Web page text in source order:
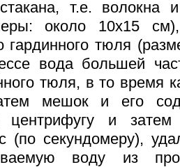
т.е. волокна
около 10х15 см),
гардинного тюля
вода большей
тюля, в то время
мешок и его
центрифугу и затем
(по секундомеру),
воду из